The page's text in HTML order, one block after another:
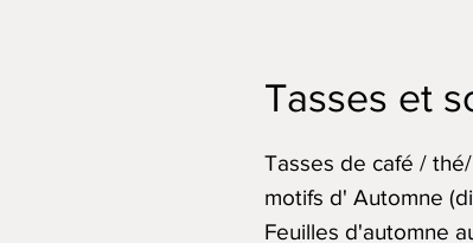
Tasses et
Tasses de café /
motifs d' Automne
Feuilles d'automne